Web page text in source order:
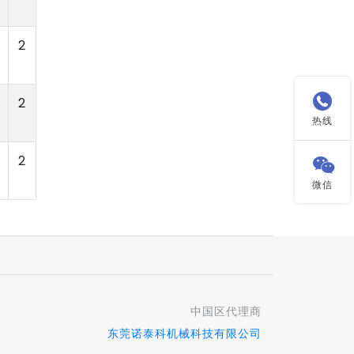
2
2
2
中国区代理商
东莞诺泰科机械科技有限公司

热线

微信